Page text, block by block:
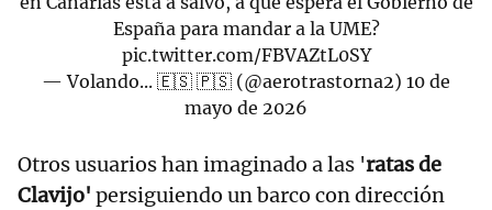
España para mandar a la UME?
pic.twitter.com/FBVAZtL0SY
— Volando... 🇪🇸 🇵🇸 (@aerotrastorna2) 10 de
mayo de 2026
Otros usuarios han imaginado a las 'ratas de
Clavijo' persiguiendo un barco con dirección